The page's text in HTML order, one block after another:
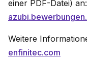
einer PDF-Datei) an:
Weitere
enfinitec.com